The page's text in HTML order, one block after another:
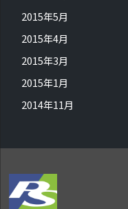
2015年5月
2015年4月
2015年3月
2015年1月
2014年11月